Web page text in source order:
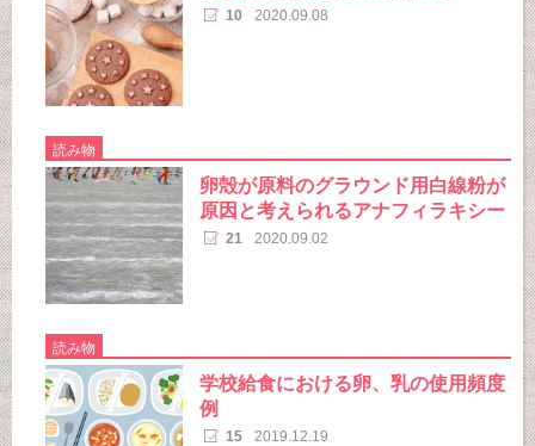
10 2020.09.08
読み物
卵殻が原料のグラウンド用白線粉が
原因と考えられるアナフィラキシー
21 2020.09.02
読み物
学校給食における卵、乳の使用頻度
例
15 2019.12.19